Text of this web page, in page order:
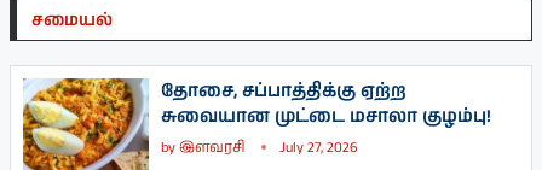
சமையல்
தோசை, சப்பாத்திக்கு ஏற்ற
சுவையான முட்டை மசாலா குழம்பு!
byஇளவரசி July 27, 2026